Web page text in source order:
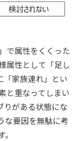
で属性をくくった
属性として「足し
「家族連れ」とい
と重なってしまい
りがある状態にな
な要因を無駄に考